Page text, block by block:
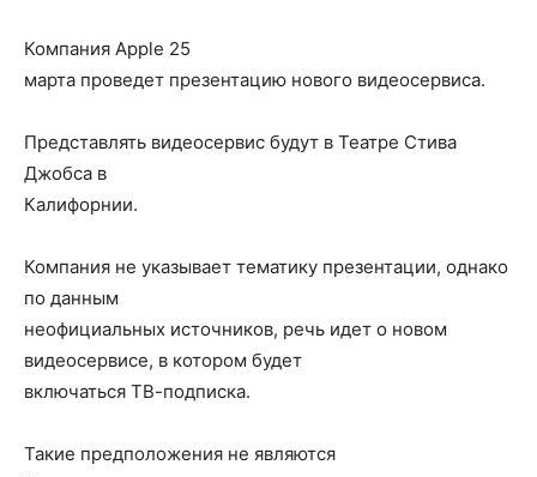
Компания Apple 25
марта проведет презентацию нового видеосервиса.
Представлять видеосервис будут в Театре Стива
Джобса в
Калифорнии.
Компания не указывает тематику презентации, однако
по данным
неофициальных источников, речь идет о новом
видеосервисе, в котором будет
включаться ТВ-подписка.
Такие предположения не являются